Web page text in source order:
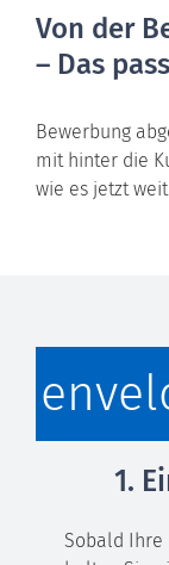
Von der
– Das
Bewerbung
mit hinter die
wie es jetzt
1.
Sobald Ihre